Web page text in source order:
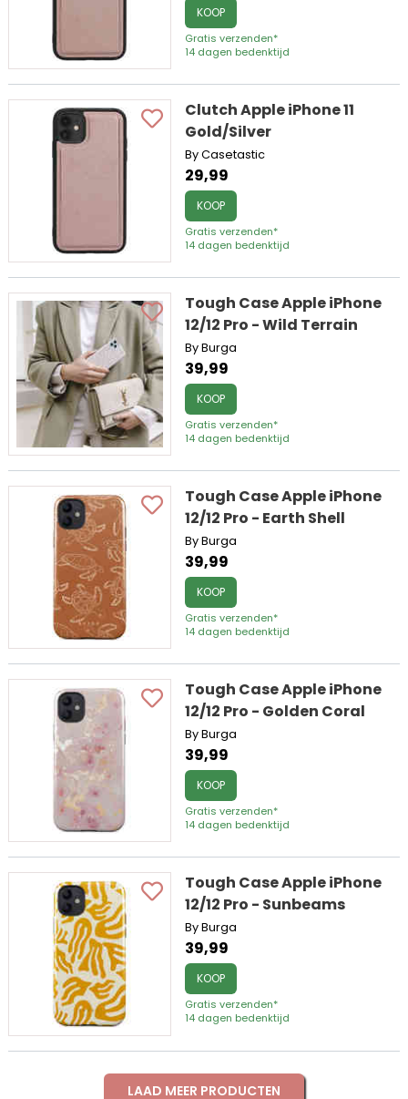
KOOP
Gratis verzenden*
14 dagen bedenktijd
Clutch Apple iPhone 11
Gold/Silver
By Casetastic
29,99
KOOP
Gratis verzenden*
14 dagen bedenktijd
Tough Case Apple iPhone
12/12 Pro - Wild Terrain
By Burga
39,99
KOOP
Gratis verzenden*
14 dagen bedenktijd
Tough Case Apple iPhone
12/12 Pro - Earth Shell
By Burga
39,99
KOOP
Gratis verzenden*
14 dagen bedenktijd
Tough Case Apple iPhone
12/12 Pro - Golden Coral
By Burga
39,99
KOOP
Gratis verzenden*
14 dagen bedenktijd
Tough Case Apple iPhone
12/12 Pro - Sunbeams
By Burga
39,99
KOOP
Gratis verzenden*
14 dagen bedenktijd
LAAD MEER PRODUCTEN